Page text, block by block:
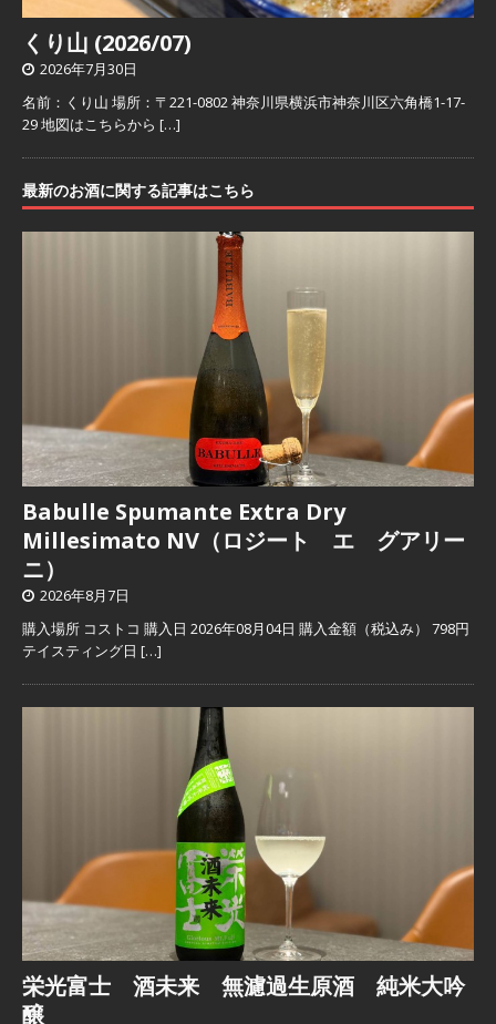
くり山 (2026/07)
2026年7月30日
名前：くり山 場所：〒221-0802 神奈川県横浜市神奈川区六角橋1-17-
29 地図はこちらから […]
最新のお酒に関する記事はこちら
Babulle Spumante Extra Dry
Millesimato NV（ロジート エ グアリー
ニ）
2026年8月7日
購入場所 コストコ 購入日 2026年08月04日 購入金額（税込み） 798円
テイスティング日 […]
栄光富士 酒未来 無濾過生原酒 純米大吟
醸